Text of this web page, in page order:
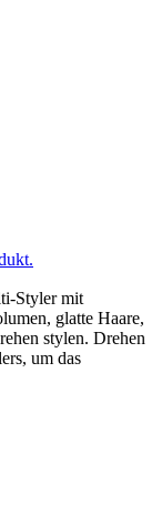
Styler mit
glatte Haare,
stylen. Drehen
um das